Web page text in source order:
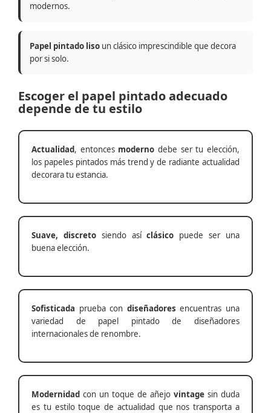
modernos.
Papel pintado liso un clásico imprescindible que decora
por si solo.
Escoger el papel pintado adecuado
depende de tu estilo
Actualidad, entonces moderno debe ser tu elección,
los papeles pintados más trend y de radiante actualidad
decorara tu estancia.
Suave, discretosiendo asíclásico puede ser una
buena elección.
Sofisticada prueba con diseñadores encuentras una
variedad de papel pintado de diseñadores
internacionales de renombre.
Modernidad con un toque de añejo vintage sin duda
es tu estilo toque de actualidad que nos transporta a